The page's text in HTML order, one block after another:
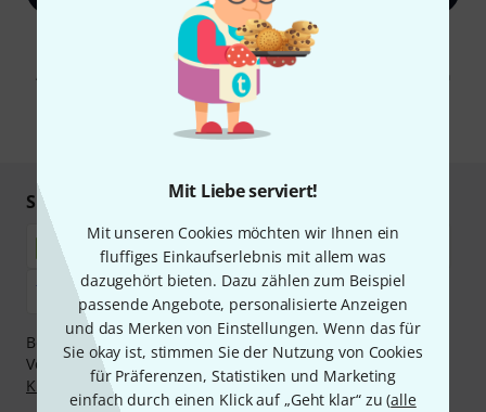
Mit Liebe serviert!
Mit unseren Cookies möchten wir Ihnen ein
fluffiges Einkaufserlebnis mit allem was
dazugehört bieten. Dazu zählen zum Beispiel
passende Angebote, personalisierte Anzeigen
und das Merken von Einstellungen. Wenn das für
Sie okay ist, stimmen Sie der Nutzung von Cookies
für Präferenzen, Statistiken und Marketing
einfach durch einen Klick auf „Geht klar“ zu (alle
Mit Klick auf „Jetzt anmelden“ stimmen Sie dem Erhalt von E-Mail-
Werbung und einer Messung des E-Mail-Nutzungsverhaltens zu. Die
Abmeldung ist jederzeit möglich. Weitere Informationen finden Sie in
unseren
Datenschutzhinweisen
* Pflichtfeld
Sicher einkaufen & bezahlen
Bezahlen Sie vertraulich und sicher per Nachnahme,
Vorkasse, PayPal, Amazon Pay,Klarna Sofort bezahlen,
Klarna Ratenzahlungoder Kreditkarte.